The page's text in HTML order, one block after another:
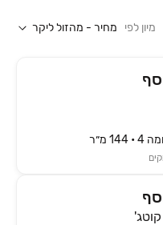
מיון לפי מחיר - מהזול ליקר